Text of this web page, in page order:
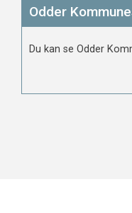
Odder
Du kan se Odder